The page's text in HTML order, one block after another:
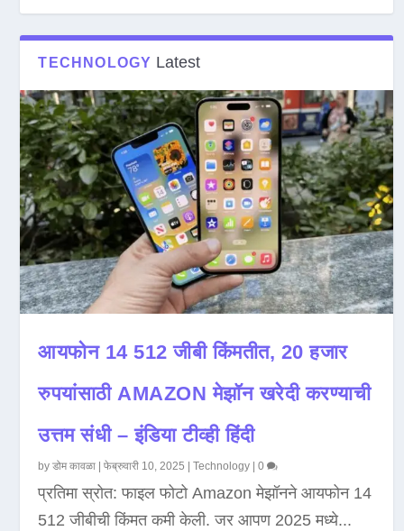
TECHNOLOGY Latest
आयफोन 14 512 जीबी किंमतीत, 20 हजार
रुपयांसाठी AMAZON मेझॉन खरेदी करण्याची
उत्तम संधी – इंडिया टीव्ही हिंदी
byडोम कावळा |फेब्रुवारी 10, 2025 |Technology |0
प्रतिमा स्रोत: फाइल फोटो Amazon मेझॉनने आयफोन 14
512 जीबीची किंमत कमी केली. जर आपण 2025 मध्ये...